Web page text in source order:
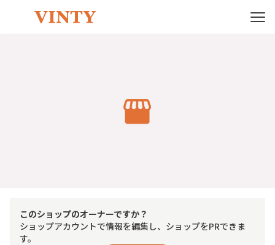
このショップのオーナーですか？
ショップアカウントで情報を編集し、ショップをPRできま
す。